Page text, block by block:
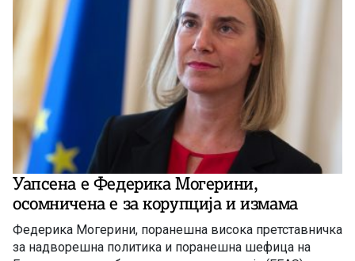
Уапсена е Федерика Могерини,
осомничена е за корупција и измама
Федерика Могерини, поранешна висока претставничка
за надворешна политика и поранешна шефица на